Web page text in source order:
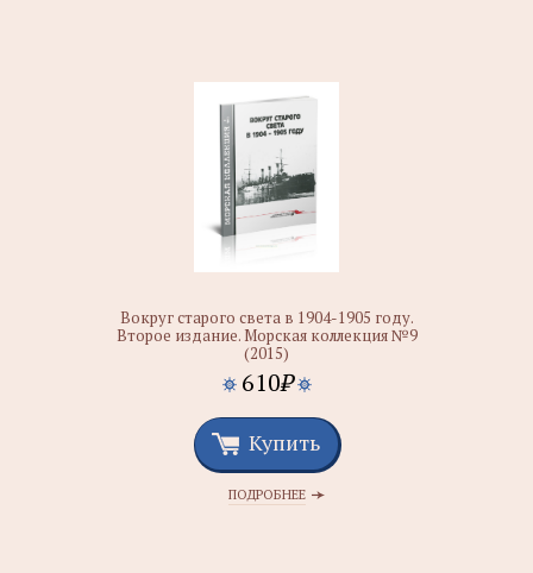
Вокруг старого света в 1904-1905 году.
Второе издание. Морская коллекция №9
(2015)
610₽
Купить
ПОДРОБНЕЕ